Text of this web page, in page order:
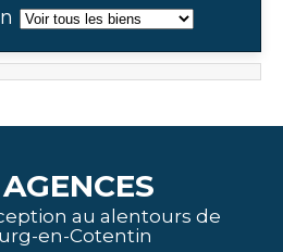
au alentours de
en-Cotentin